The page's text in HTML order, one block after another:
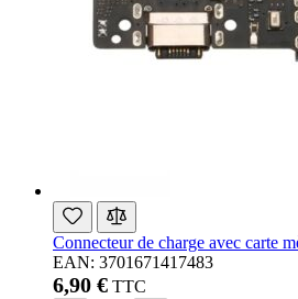
Connecteur de charge avec carte
EAN: 3701671417483
6,90 € TTC